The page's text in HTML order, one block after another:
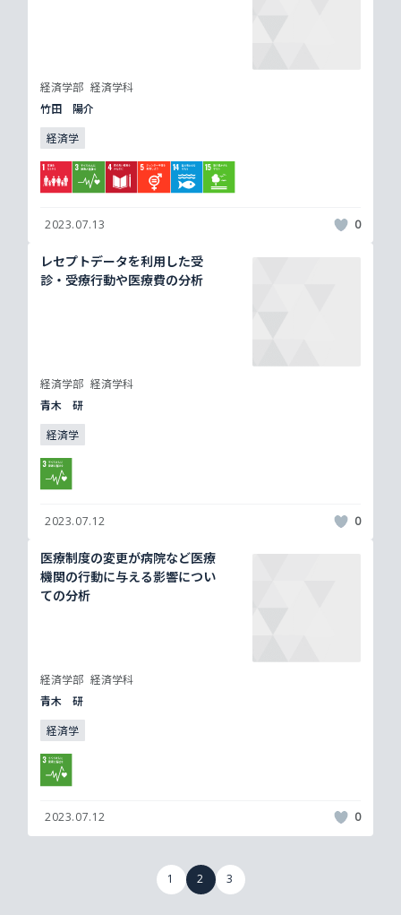
経済学部 経済学科
竹田 陽介
経済学
2023.07.13 0
レセプトデータを利用した受
診・受療行動や医療費の分析
経済学部 経済学科
青木 研
経済学
2023.07.12 0
医療制度の変更が病院など医療
機関の行動に与える影響につい
ての分析
経済学部 経済学科
青木 研
経済学
2023.07.12 0
1 2 3